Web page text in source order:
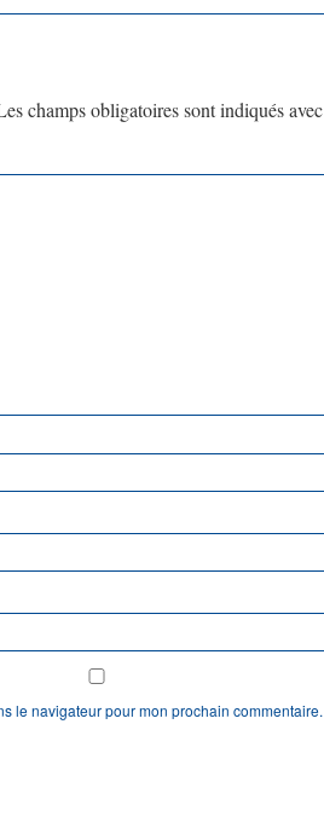
champs obligatoires sont indiqués avec
le navigateur pour mon prochain commentaire.